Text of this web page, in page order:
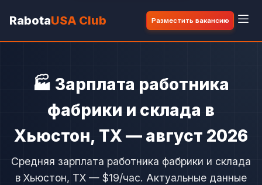
RabotaUSA Club Разместить вакансию
🏭 Зарплата работника
фабрики и склада в
Хьюстон, TX — август 2026
Средняя зарплата работника фабрики и склада
в Хьюстон, TX — $19/час. Актуальные данные